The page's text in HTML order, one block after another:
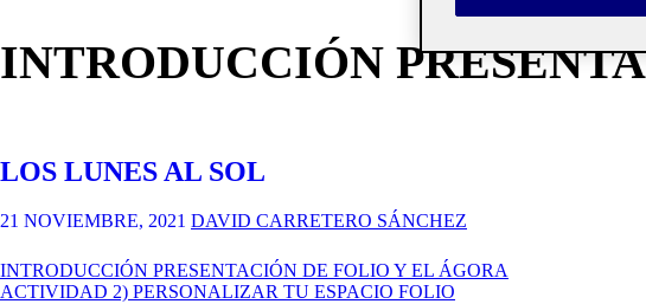
INTRODUCCIÓN
LOS LUNES AL SOL
21 NOVIEMBRE, 2021 DAVID CARRETERO SÁNCHEZ
INTRODUCCIÓN PRESENTACIÓN DE FOLIO Y EL ÁGORA
ACTIVIDAD 2) PERSONALIZAR TU ESPACIO FOLIO